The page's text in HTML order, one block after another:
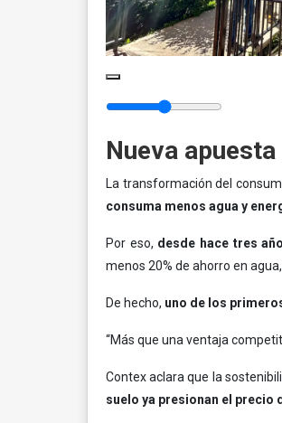
Nueva
La transformación del
consuma menos agua y
Por eso, desde hace tres
menos 20% de ahorro en
De hecho, uno de los
“Más que una ventaja
Contex aclara que la
suelo ya presionan el precio